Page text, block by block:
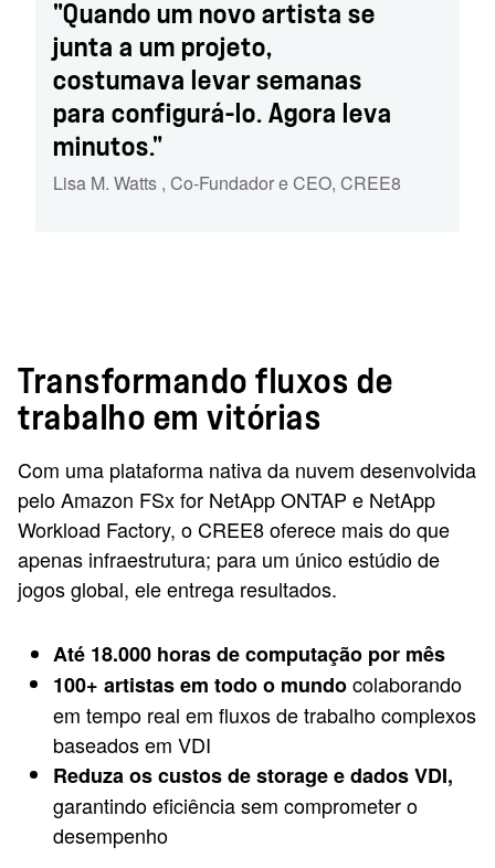
"Quando um novo artista se
junta a um projeto,
costumava levar semanas
para configurá-lo. Agora leva
minutos."
Lisa M. Watts , Co-Fundador e CEO, CREE8
Transformando fluxos de
trabalho em vitórias
Com uma plataforma nativa da nuvem desenvolvida
pelo Amazon FSx for NetApp ONTAP e NetApp
Workload Factory, o CREE8 oferece mais do que
apenas infraestrutura; para um único estúdio de
jogos global, ele entrega resultados.
Até 18.000 horas de computação por mês
100+ artistas em todo o mundocolaborando
em tempo real em fluxos de trabalho complexos
baseados em VDI
Reduza os custos de storage e dados VDI,
garantindo eficiência sem comprometer o
desempenho